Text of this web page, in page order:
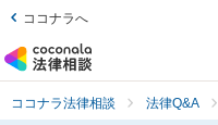
ココナラへ
ココナラ法律相談 法律Q&A